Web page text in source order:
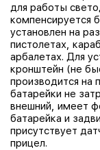
для работы
компенсируется
установлен на
пистолетах,
арбалетах. Для
кронштейн (не
производится на
батарейки не
внешний, имеет
батарейка и
присутствует
прицел.